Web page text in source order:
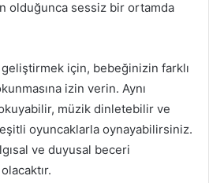
olduğunca sessiz bir ortamda
geliştirmek için, bebeğinizin farklı
izin verin. Aynı
müzik dinletebilir ve
oyuncaklarla oynayabilirsiniz.
ve duyusal beceri